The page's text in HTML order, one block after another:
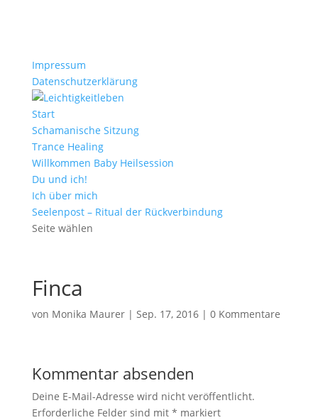
Impressum
Datenschutzerklärung
Start
Schamanische Sitzung
Trance Healing
Willkommen Baby Heilsession
Du und ich!
Ich über mich
Seelenpost – Ritual der Rückverbindung
Seite wählen
Finca
von Monika Maurer| Sep. 17, 2016| 0 Kommentare
Kommentar absenden
Deine E-Mail-Adresse wird nicht veröffentlicht.
Erforderliche Felder sind mit * markiert